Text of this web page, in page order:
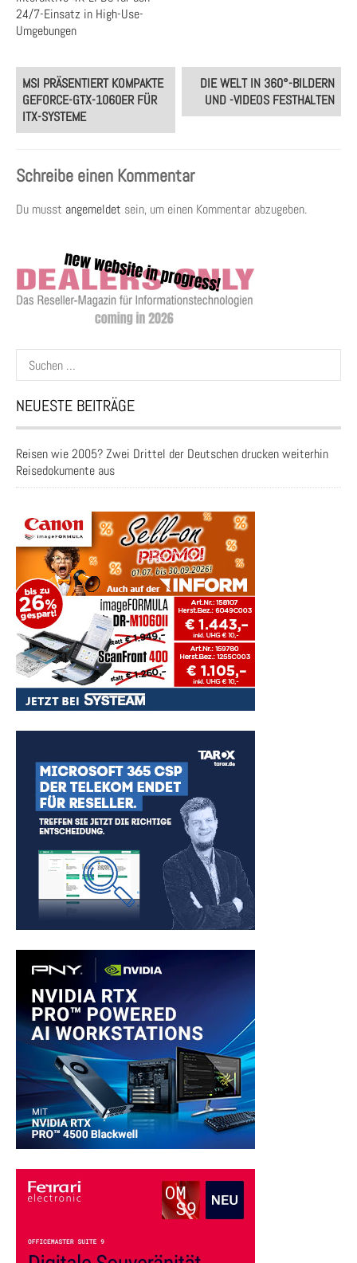
24/7-Einsatz in High-Use-
Umgebungen
Post
navigation
MSI PRÄSENTIERT KOMPAKTE
GEFORCE-GTX-1060ER FÜR
ITX-SYSTEME
DIE WELT IN 360°-BILDERN
UND -VIDEOS FESTHALTEN
Schreibe einen Kommentar
Du musst angemeldet sein, um einen Kommentar abzugeben.
Suchen
nach:
NEUESTE BEITRÄGE
Reisen wie 2005? Zwei Drittel der Deutschen drucken weiterhin
Reisedokumente aus